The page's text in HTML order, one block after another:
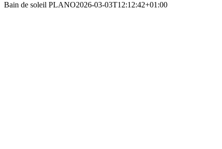
Bain de soleil PLANO2026-03-03T12:12:42+01:00